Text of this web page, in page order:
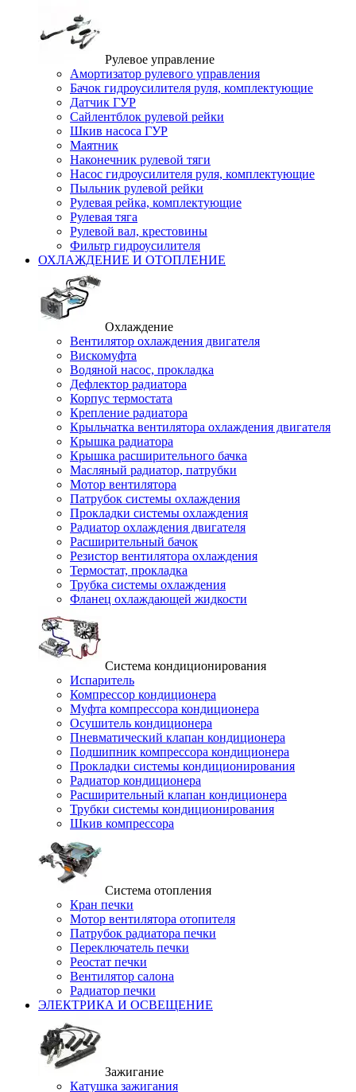
Рулевое управление
Амортизатор рулевого управления
Бачок гидроусилителя руля, комплектующие
Датчик ГУР
Сайлентблок рулевой рейки
Шкив насоса ГУР
Маятник
Наконечник рулевой тяги
Насос гидроусилителя руля, комплектующие
Пыльник рулевой рейки
Рулевая рейка, комплектующие
Рулевая тяга
Рулевой вал, крестовины
Фильтр гидроусилителя
ОХЛАЖДЕНИЕ И ОТОПЛЕНИЕ
Охлаждение
Вентилятор охлаждения двигателя
Вискомуфта
Водяной насос, прокладка
Дефлектор радиатора
Корпус термостата
Крепление радиатора
Крыльчатка вентилятора охлаждения двигателя
Крышка радиатора
Крышка расширительного бачка
Масляный радиатор, патрубки
Мотор вентилятора
Патрубок системы охлаждения
Прокладки системы охлаждения
Радиатор охлаждения двигателя
Расширительный бачок
Резистор вентилятора охлаждения
Термостат, прокладка
Трубка системы охлаждения
Фланец охлаждающей жидкости
Система кондиционирования
Испаритель
Компрессор кондиционера
Муфта компрессора кондиционера
Осушитель кондиционера
Пневматический клапан кондиционера
Подшипник компрессора кондиционера
Прокладки системы кондиционирования
Радиатор кондиционера
Расширительный клапан кондиционера
Трубки системы кондиционирования
Шкив компрессора
Система отопления
Кран печки
Мотор вентилятора отопителя
Патрубок радиатора печки
Переключатель печки
Реостат печки
Вентилятор салона
Радиатор печки
ЭЛЕКТРИКА И ОСВЕЩЕНИЕ
Зажигание
Катушка зажигания